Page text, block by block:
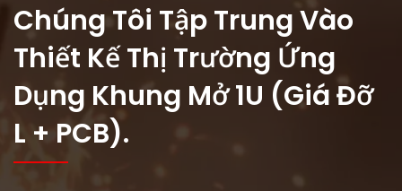
Chúng Tôi Tập Trung Vào
Thiết Kế Thị Trường Ứng
Dụng Khung Mở 1U (giá Đỡ
L + PCB).